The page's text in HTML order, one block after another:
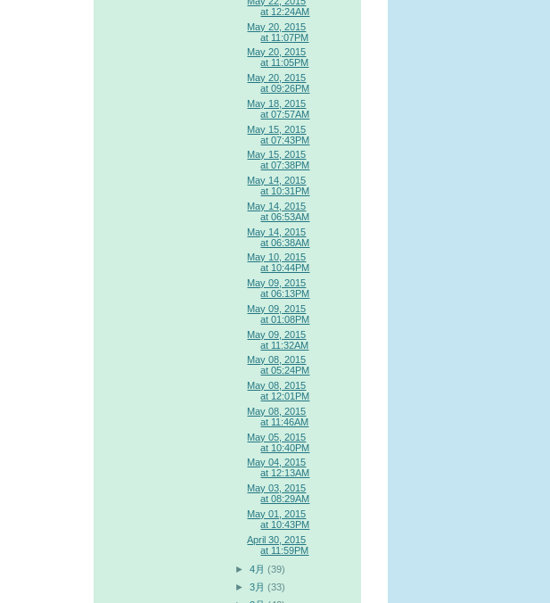
at 12:24AM
May 20, 2015
at 11:07PM
May 20, 2015
at 11:05PM
May 20, 2015
at 09:26PM
May 18, 2015
at 07:57AM
May 15, 2015
at 07:43PM
May 15, 2015
at 07:38PM
May 14, 2015
at 10:31PM
May 14, 2015
at 06:53AM
May 14, 2015
at 06:38AM
May 10, 2015
at 10:44PM
May 09, 2015
at 06:13PM
May 09, 2015
at 01:08PM
May 09, 2015
at 11:32AM
May 08, 2015
at 05:24PM
May 08, 2015
at 12:01PM
May 08, 2015
at 11:46AM
May 05, 2015
at 10:40PM
May 04, 2015
at 12:13AM
May 03, 2015
at 08:29AM
May 01, 2015
at 10:43PM
April 30, 2015
at 11:59PM
►4月 (39)
►3月 (33)